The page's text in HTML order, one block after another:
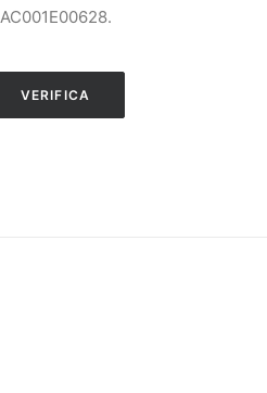
AC001E00628.
VERIFICA